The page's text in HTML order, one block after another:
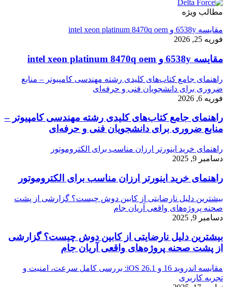
مطالب ویژه
مقایسه 6538y و intel xeon platinum 8470q oem
فوریه 25, 2026
مقایسه 6538y و intel xeon platinum 8470q oem
راهنمای جامع کتاب‌های کلیدی رشته مهندسی کامپیوتر – منابع
ضروری برای دانشجویان فنی و حرفه‌ای
فوریه 6, 2026
راهنمای جامع کتاب‌های کلیدی رشته مهندسی کامپیوتر –
منابع ضروری برای دانشجویان فنی و حرفه‌ای
راهنمای خرید اینورتر ارزان مناسب برای الکتروموتور
دسامبر 9, 2025
راهنمای خرید اینورتر ارزان مناسب برای الکتروموتور
بیشترین دلیل نارضایتی از کابین دوش چیست؟ گزارشی از پشت
صحنه پروژه‌های واقعی آریان جام
دسامبر 9, 2025
بیشترین دلیل نارضایتی از کابین دوش چیست؟ گزارشی
از پشت صحنه پروژه‌های واقعی آریان جام
مقایسه اندروید 16 و iOS 26.1: بررسی کامل سرعت، امنیت و
تجربه کاربری